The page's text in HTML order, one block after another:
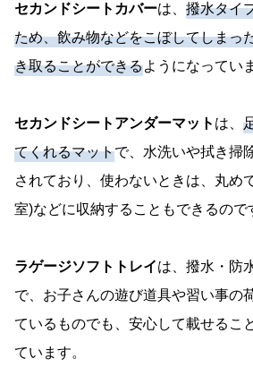
セカンドシートカバーは、 撥水タイ
ため、飲み物などをこぼしてしまっ
き取ることができるようになってい
セカンドシートアンダーマット は、
てくれるマットで、水洗いや拭き掃
されており、使わないときは、丸め
室)などに収納することもできるので
ラゲージソフトトレイは、撥水・防
で、お子さんの遊び道具や習い事の
ているものでも、安心して載せるこ
ています。